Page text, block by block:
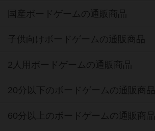
国産ボードゲームの通販商品
子供向けボードゲームの通販商品
2人用ボードゲームの通販商品
20分以下のボードゲームの通販商品
60分以上のボードゲームの通販商品